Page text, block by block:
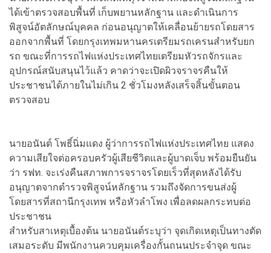
ได้เข้าตรวจสอบพื้นที่ เก็บพยานหลักฐาน และดำเนินการ
พิสูจน์อัตลักษณ์บุคคล ก่อนอนุญาตให้เคลื่อนย้ายรถโดยสาร
ออกจากพื้นที่ โดยกรุงเทพมหานครเตรียมรถเครนสำหรับยก
รถ ขณะที่การรถไฟแห่งประเทศไทยเตรียมหัวรถจักรและ
อุปกรณ์สนับสนุนไว้แล้ว คาดว่าจะเปิดผิวจราจรคืนให้
ประชาชนได้ภายในไม่เกิน 2 ชั่วโมงหลังเสร็จสิ้นขั้นตอน
ตรวจสอบ
นายอนันต์ โพธิ์นิ่มแดง ผู้ว่าการรถไฟแห่งประเทศไทย แสดง
ความเสียใจต่อครอบครัวผู้เสียชีวิตและผู้บาดเจ็บ พร้อมยืนยัน
ว่า รฟท. จะเร่งคืนสภาพการจราจรโดยเร็วที่สุดหลังได้รับ
อนุญาตจากตำรวจพิสูจน์หลักฐาน รวมถึงจัดการขนส่งผู้
โดยสารที่สถานีกรุงเทพ หรือหัวลำโพง เพื่อลดผลกระทบต่อ
ประชาชน
สำหรับสาเหตุเบื้องต้น นายอนันต์ระบุว่า จุดเกิดเหตุเป็นทางตัด
เสมอระดับ มีพนักงานควบคุมเครื่องกั้นถนนประจำจุด ขณะ